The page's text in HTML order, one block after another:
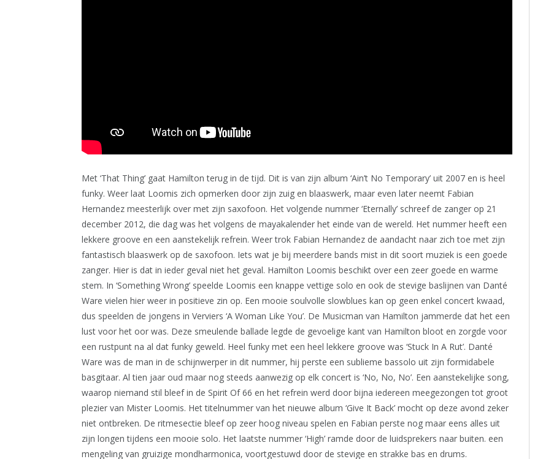
Met ‘That Thing’ gaat Hamilton terug in de tijd. Dit is van zijn album ‘Ain’t No Temporary’ uit 2007 en is heel
funky. Weer laat Loomis zich opmerken door zijn zuig en blaaswerk, maar even later neemt Fabian
Hernandez meesterlijk over met zijn saxofoon. Het volgende nummer ‘Eternally’ schreef de zanger op 21
december 2012, die dag was het volgens de mayakalender het einde van de wereld. Het nummer heeft een
lekkere groove en een aanstekelijk refrein. Weer trok Fabian Hernandez de aandacht naar zich toe met zijn
fantastisch blaaswerk op de saxofoon. Iets wat je bij meerdere bands mist in dit soort muziek is een goede
zanger. Hier is dat in ieder geval niet het geval. Hamilton Loomis beschikt over een zeer goede en warme
stem. In ‘Something Wrong’ speelde Loomis een knappe vettige solo en ook de stevige baslijnen van Danté
Ware vielen hier weer in positieve zin op. Een mooie soulvolle slowblues kan op geen enkel concert kwaad,
dus speelden de jongens in Verviers ‘A Woman Like You’. De Musicman van Hamilton jammerde dat het een
lust voor het oor was. Deze smeulende ballade legde de gevoelige kant van Hamilton bloot en zorgde voor
een rustpunt na al dat funky geweld. Heel funky met een heel lekkere groove was ‘Stuck In A Rut’. Danté
Ware was de man in de schijnwerper in dit nummer, hij perste een sublieme bassolo uit zijn formidabele
basgitaar. Al tien jaar oud maar nog steeds aanwezig op elk concert is ‘No, No, No’. Een aanstekelijke song,
waarop niemand stil bleef in de Spirit Of 66 en het refrein werd door bijna iedereen meegezongen tot groot
plezier van Mister Loomis. Het titelnummer van het nieuwe album ‘Give It Back’ mocht op deze avond zeker
niet ontbreken. De ritmesectie bleef op zeer hoog niveau spelen en Fabian perste nog maar eens alles uit
zijn longen tijdens een mooie solo. Het laatste nummer ‘High’ ramde door de luidsprekers naar buiten. een
mengeling van gruizige mondharmonica, voortgestuwd door de stevige en strakke bas en drums.